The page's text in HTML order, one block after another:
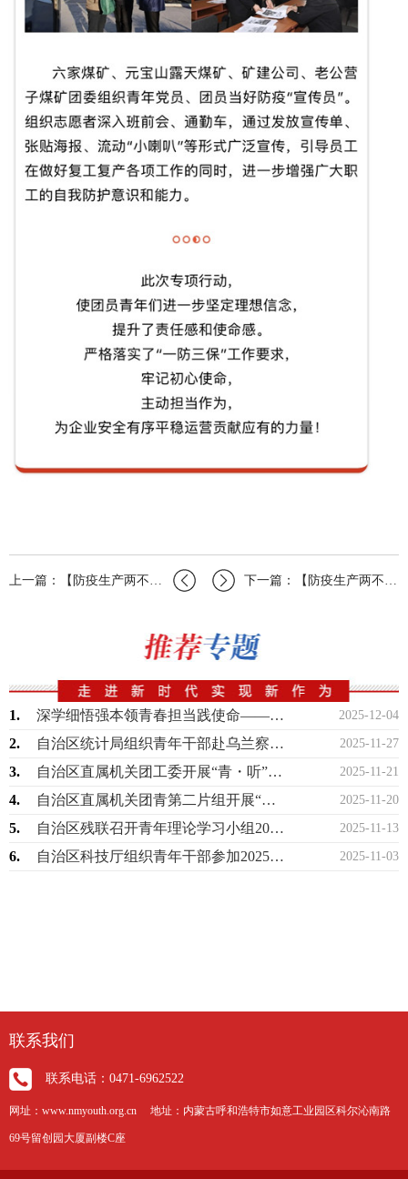
上一篇：【防疫生产两不误全力以“复”进行时】企业团组织在行动（十九） 下一篇：【防疫生产两不误全力以“复”进行时】企业团组织在行动（十七）
2025-12-04
1. 深学细悟强本领青春担当践使命——自治区机关事务管理局青年理论学习小组开展专题学习
2025-11-27
2. 自治区统计局组织青年干部赴乌兰察布市、呼和浩特市开展“以数为基”调研实践活动
2025-11-21
3. 自治区直属机关团工委开展“青・听”谈心交流活动
2025-11-20
4. 自治区直属机关团青第二片组开展“青春向党·深学笃行”主题团日活动
2025-11-13
5. 自治区残联召开青年理论学习小组2025年第3次集体学习研讨
2025-11-03
6. 自治区科技厅组织青年干部参加2025年“青年科学家百城行”走进内蒙古活动
联系我们
联系电话：0471-6962522
网址：www.nmyouth.org.cn 地址：内蒙古呼和浩特市如意工业园区科尔沁南路
69号留创园大厦副楼C座